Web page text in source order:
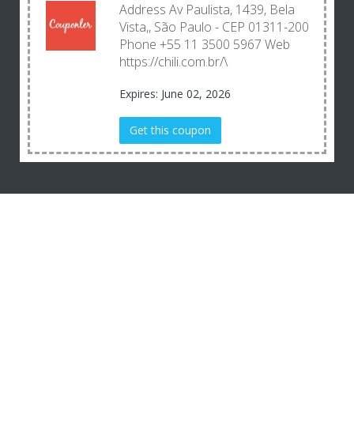
Address Av Paulista, 1439, Bela
Vista,, São Paulo - CEP 01311-200
Phone +55 11 3500 5967 Web
https://chili.com.br/\
Expires: June 02, 2026
Get this coupon